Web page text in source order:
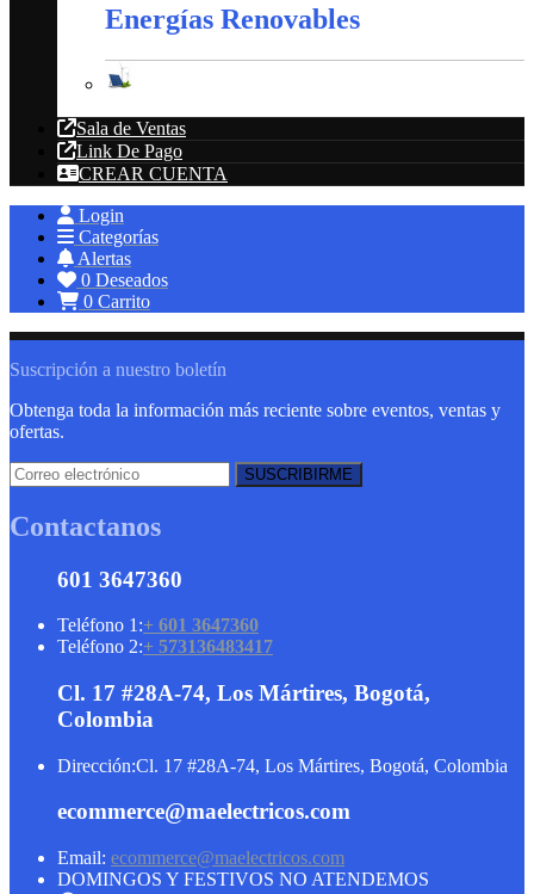
Energías Renovables
Sala de Ventas
Link De Pago
CREAR CUENTA
Login
Categorías
Alertas
0 Deseados
0 Carrito
Suscripción a nuestro boletín
Obtenga toda la información más reciente sobre eventos, ventas y
ofertas.
Contactanos
601 3647360
Teléfono 1:+ 601 3647360
Teléfono 2:+ 573136483417
Cl. 17 #28A-74, Los Mártires, Bogotá,
Colombia
Dirección:Cl. 17 #28A-74, Los Mártires, Bogotá, Colombia
ecommerce@maelectricos.com
Email: ecommerce@maelectricos.com
DOMINGOS Y FESTIVOS NO ATENDEMOS